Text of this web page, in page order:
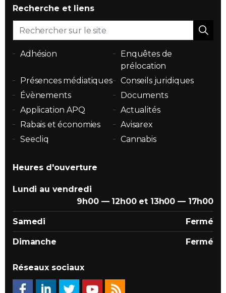
Recherche et liens
Adhésion
Enquêtes de
prélocation
Présences médiatiques
Conseils juridiques
Évènements
Documents
Application APQ
Actualités
Rabais et économies
Avisarex
Seecliq
Cannabis
Heures d'ouverture
Lundi au vendredi
9h00 — 12h00 et 13h00 — 17h00
Samedi Fermé
Dimanche Fermé
Réseaux sociaux